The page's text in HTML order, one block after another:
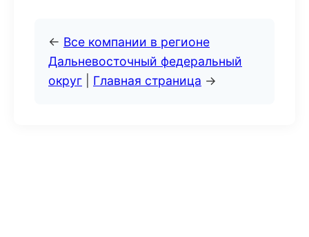
← Все компании в регионе
Дальневосточный федеральный
округ
Главная страница →